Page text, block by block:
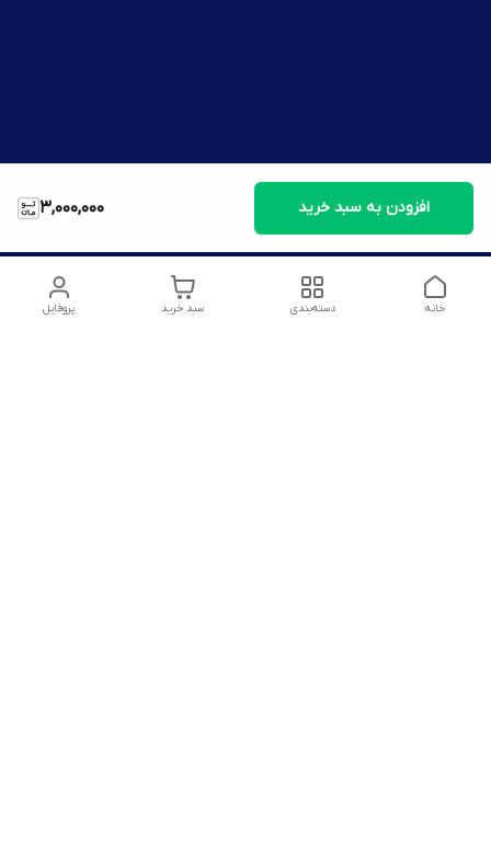
3,000,000 افزودن به سبد خرید
پروفایل سبد خرید دسته‌بندی خانه